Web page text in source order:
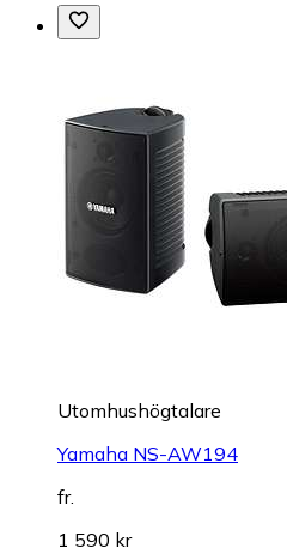
Utomhushögtalare
Yamaha NS-AW194
fr.
1 590 kr